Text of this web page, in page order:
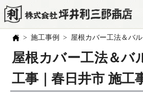
会社概要
選ばれる理由
施工事例
お客様の声
施工事例 屋根カバー工法＆バ
屋根カバー工法＆バ
工事｜春日井市 施工